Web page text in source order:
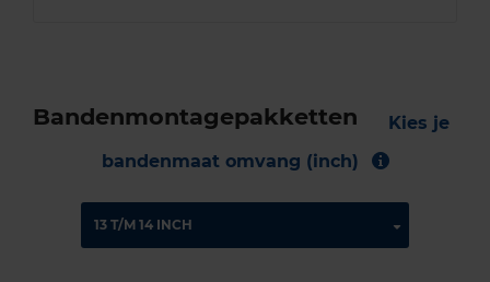
Bandenmontagepakketten
Kies je
bandenmaat omvang (inch)